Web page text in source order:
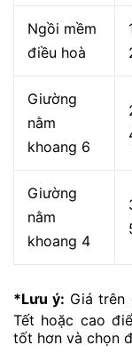
Ngồi mềm
điều hoà
Giường
nằm
khoang 6
Giường
nằm
khoang 4
*Lưu ý: Giá trên
Tết hoặc cao
tốt hơn và chọn